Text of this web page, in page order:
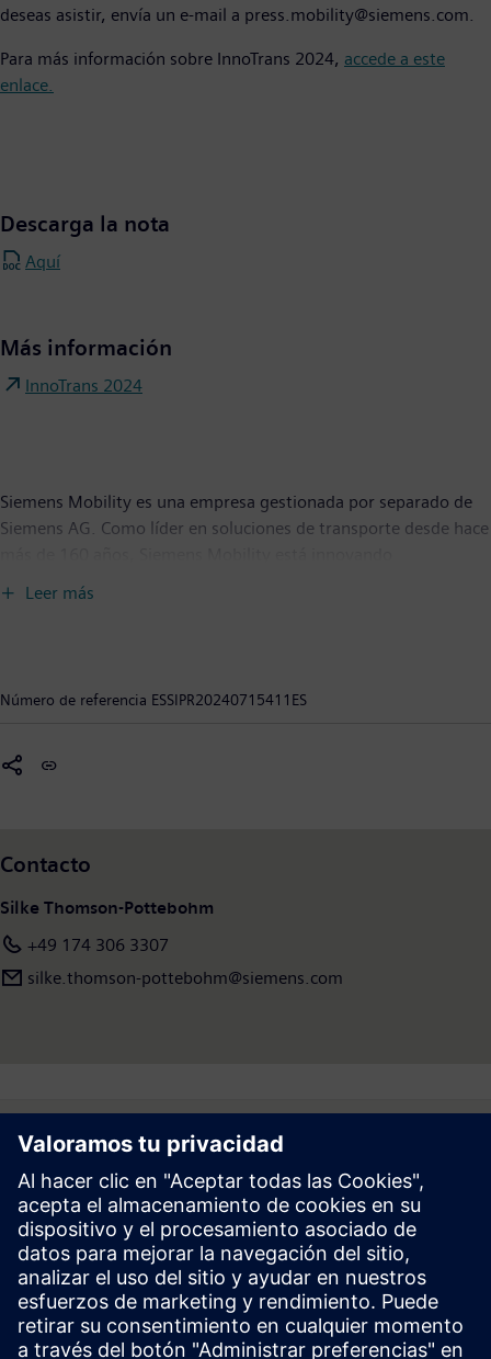
deseas asistir, envía un e-mail a press.mobility@siemens.com.
Para más información sobre InnoTrans 2024, accede a este
enlace.
Descarga la nota
Aquí
Más información
InnoTrans 2024
Siemens Mobility es una empresa gestionada por separado de
Siemens AG. Como líder en soluciones de transporte desde hace
constantemente su cartera en sus áreas principales de material
la experiencia de los pasajeros y garantizar la disponibilidad. A
Leer más
Número de referencia ESSIPR20240715411ES
Contacto
Silke Thomson-Pottebohm
+49 174 306 3307
silke.thomson-pottebohm@siemens.com
Follow
Prensa | Empresa | Siemens
© Siemens 1996 – 2026